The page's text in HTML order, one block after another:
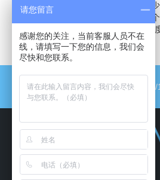
好的设计是尽可能少的设计：
和优雅，在设计过程中，每一
创造的产品不应该感到“设计过度
电话：
请您留言
感谢您的关注，当前客服人员不在
线，请填写一下您的信息，我们会
尽快和您联系。